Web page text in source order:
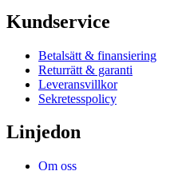
Kundservice
Betalsätt & finansiering
Returrätt & garanti
Leveransvillkor
Sekretesspolicy
Linjedon
Om oss